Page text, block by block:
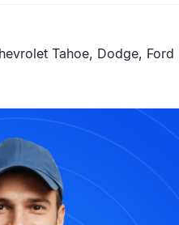
Tahoe, Dodge,